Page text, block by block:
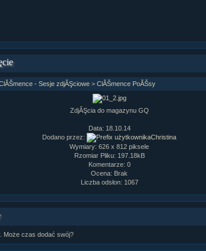
- Sesje zdjĂŞciowe> ClĂŠmence PoĂŠsy
ZdjĂŞcia do magazynu GQ
Data: 18.10.14
Dodano przez:
Christina
Wymiary: 626 x 812 piksele
Rzomiar Pliku: 197.18kB
Komentarze: 0
Ocena: Brak
Liczba odsłon: 1067
Może czas dodać swój?